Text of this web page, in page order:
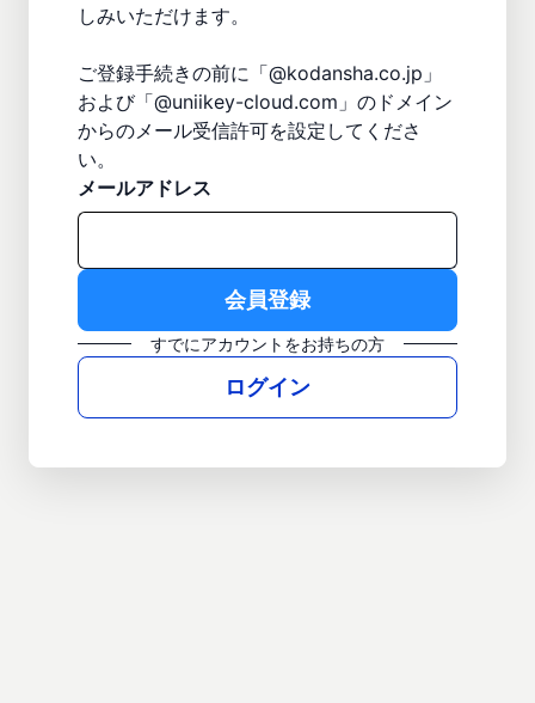
しみいただけます。
ご登録手続きの前に「@kodansha.co.jp」
および「@uniikey-cloud.com」のドメイン
からのメール受信許可を設定してくださ
い。
メールアドレス
すでにアカウントをお持ちの方